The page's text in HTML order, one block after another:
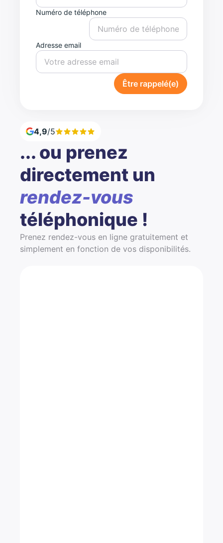
Numéro de téléphone
Adresse email
Être rappelé(e)
4,9/5
... ou prenez
directement un
rendez-vous
téléphonique !
Prenez rendez-vous en ligne gratuitement et
simplement en fonction de vos disponibilités.